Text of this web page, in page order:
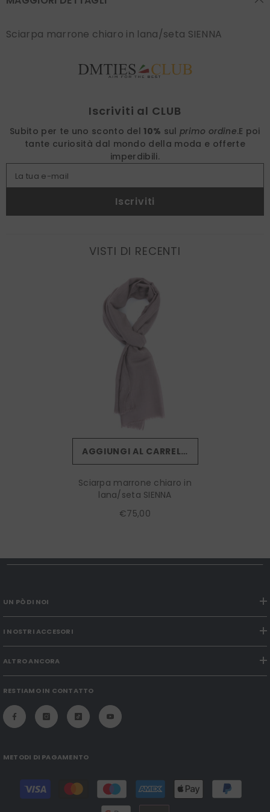
Sciarpa marrone chiaro in lana/seta SIENNA
Iscriviti al CLUB
Subito per te uno sconto del 10% sulprimo ordine.E poi
tante curiosità dal mondo della moda e offerte
imperdibili.
La tua e-mail
Iscriviti
VISTI DI RECENTI
AGGIUNGI AL CARRELLO
Sciarpa marrone chiaro in
lana/seta SIENNA
€75,00
UN PÒ DI NOI
I NOSTRI ACCESORI
ALTRO ANCORA
RESTIAMO IN CONTATTO
METODI DI PAGAMENTO
Modalità
pagamento